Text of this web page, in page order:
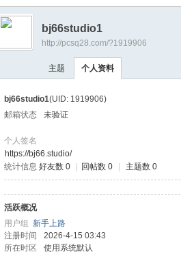
›
bj66studio1
http://pcsq28.com/?1919906
主题 个人资料
bj66studio1(UID: 1919906)
邮箱状态
未验证
个人签名
https://bj66.studio/
统计信息 好友数 0 回帖数 0 主题数 0
活跃概况
用户组 新手上路
注册时间
2026-4-15 03:43
所在时区
使用系统默认